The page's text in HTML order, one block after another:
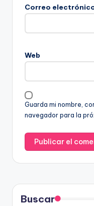
Correo
Web
Guarda mi nombre,
navegador para la
Buscar